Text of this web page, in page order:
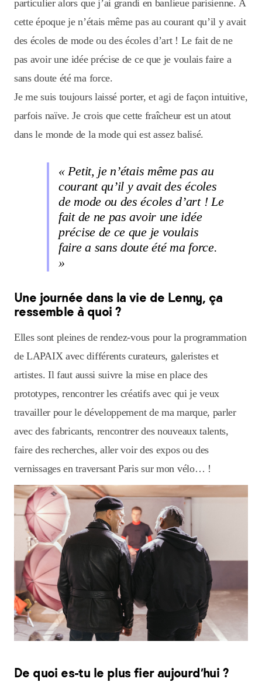
particulier alors que j’ai grandi en banlieue parisienne. À
cette époque je n’étais même pas au courant qu’il y avait
des écoles de mode ou des écoles d’art ! Le fait de ne
pas avoir une idée précise de ce que je voulais faire a
sans doute été ma force.
Je me suis toujours laissé porter, et agi de façon intuitive,
parfois naïve. Je crois que cette fraîcheur est un atout
dans le monde de la mode qui est assez balisé.
« Petit, je n’étais même pas au
courant qu’il y avait des écoles
de mode ou des écoles d’art ! Le
fait de ne pas avoir une idée
précise de ce que je voulais
faire a sans doute été ma force.
»
Une journée dans la vie de Lenny, ça
ressemble à quoi ?
Elles sont pleines de rendez-vous pour la programmation
de LAPAIX avec différents curateurs, galeristes et
artistes. Il faut aussi suivre la mise en place des
prototypes, rencontrer les créatifs avec qui je veux
travailler pour le développement de ma marque, parler
avec des fabricants, rencontrer des nouveaux talents,
faire des recherches, aller voir des expos ou des
vernissages en traversant Paris sur mon vélo… !
De quoi es-tu le plus fier aujourd’hui ?